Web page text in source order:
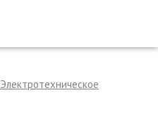
Электротехническое